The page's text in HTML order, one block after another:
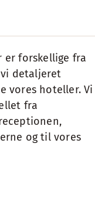
er forskellige fra
detaljeret
vores hoteller. Vi
fra
og til vores